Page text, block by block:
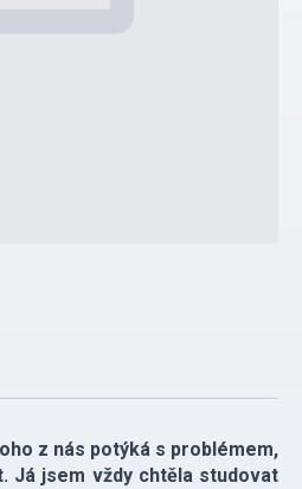
z nás potýká s problémem,
Já jsem vždy chtěla studovat